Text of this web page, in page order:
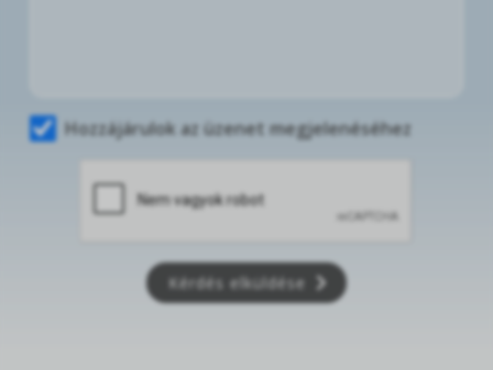
Hozzájárulok az üzenet megjelenéséhez
Kérdés elküldése